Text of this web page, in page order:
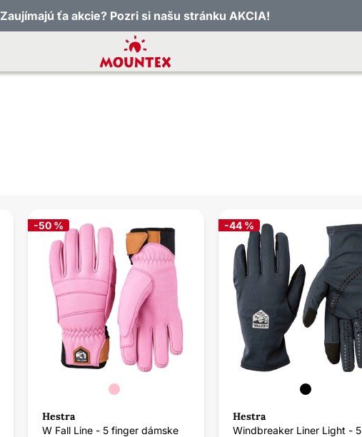
Zaujímajú ťa akcie? Pozri si našu stránku AKCIA!
-50 %
Hestra
W Fall Line - 5 finger dámske
-44 %
Hestra
Windbreaker Liner Light - 5